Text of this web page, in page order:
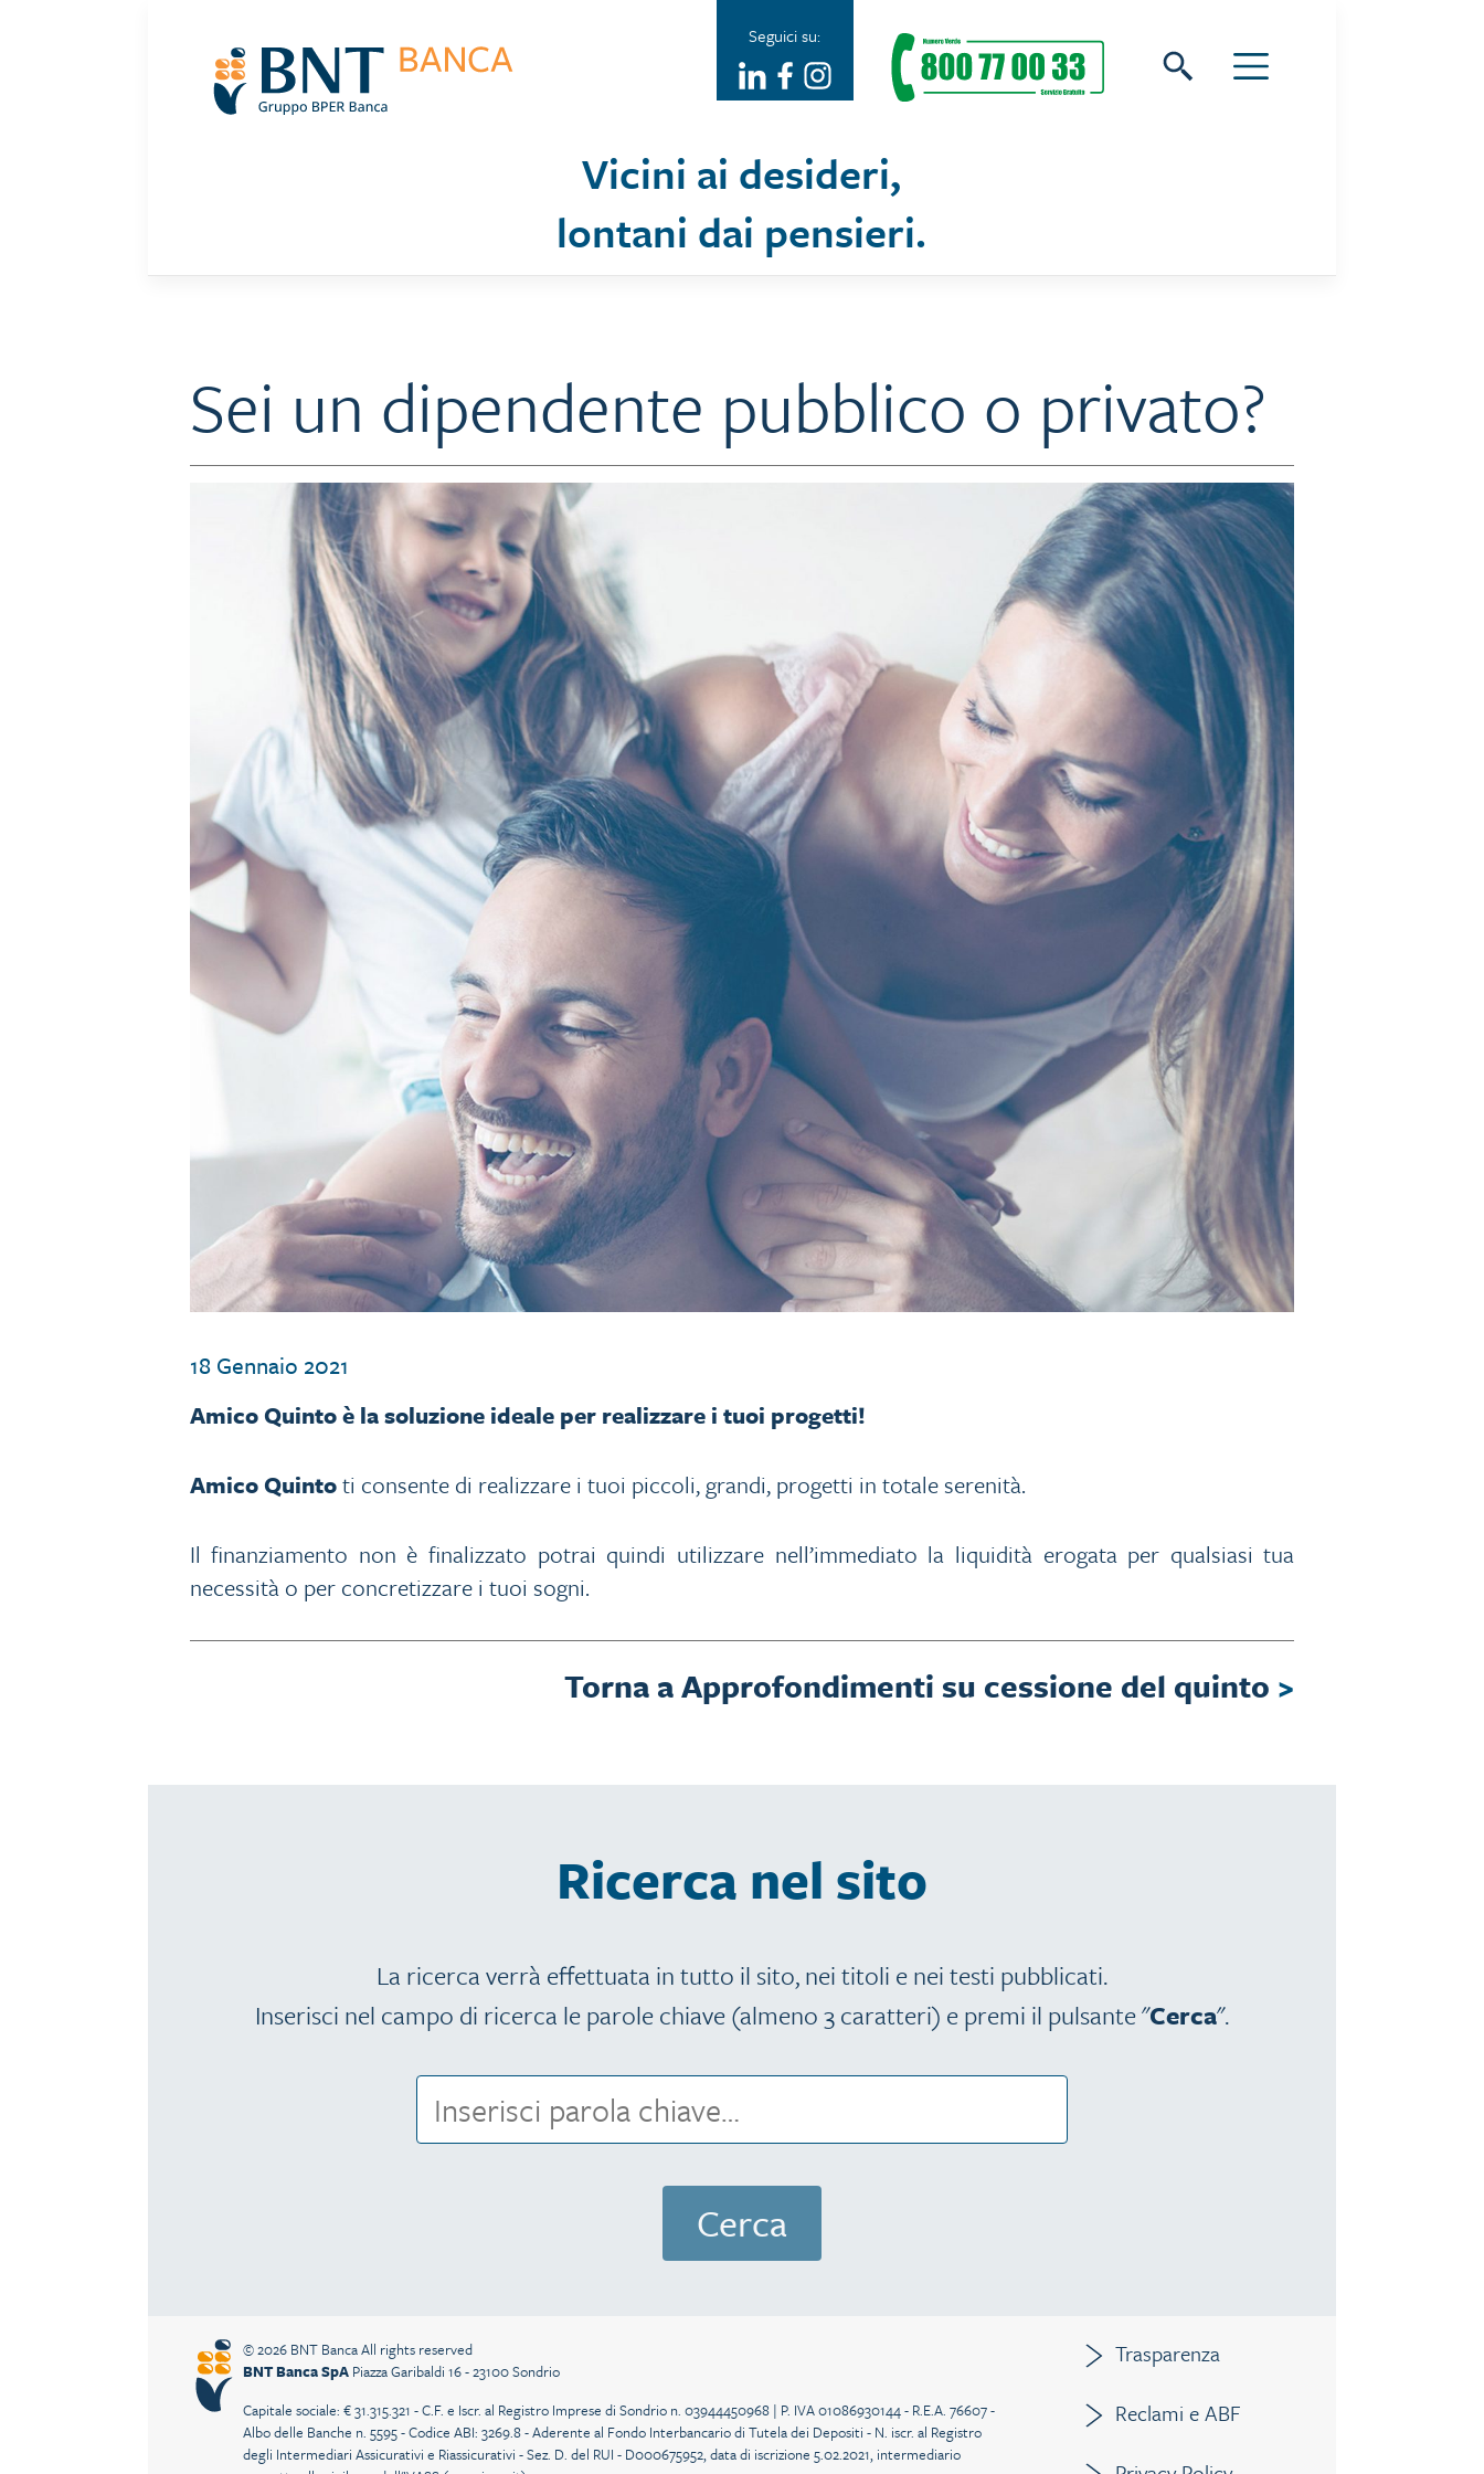
Vicini ai desideri,
lontani dai pensieri.
Seguici su:
Sei un dipendente pubblico o privato?
18 Gennaio 2021
Amico Quinto è la soluzione ideale per realizzare i tuoi progetti!
Amico Quintoti consente di realizzare i tuoi piccoli, grandi, progetti in totale serenità.
Il finanziamento non è finalizzato potrai quindi utilizzare nell’immediato la liquidità erogata per qualsiasi tua
necessità o per concretizzare i tuoi sogni.
Torna a Approfondimenti su cessione del quinto >
Ricerca nel sito
La ricerca verrà effettuata in tutto il sito, nei titoli e nei testi pubblicati.
Inserisci nel campo di ricerca le parole chiave (almeno 3 caratteri) e premi il pulsante "Cerca".
© 2026 BNT Banca All rights reserved
BNT Banca SpA Piazza Garibaldi 16 - 23100 Sondrio
Capitale sociale: € 31.315.321 - C.F. e Iscr. al Registro Imprese di Sondrio n. 03944450968 | P. IVA 01086930144 - R.E.A. 76607 -
Albo delle Banche n. 5595 - Codice ABI: 3269.8 - Aderente al Fondo Interbancario di Tutela dei Depositi - N. iscr. al Registro
degli Intermediari Assicurativi e Riassicurativi - Sez. D. del RUI - D000675952, data di iscrizione 5.02.2021, intermediario
Trasparenza
Reclami e ABF